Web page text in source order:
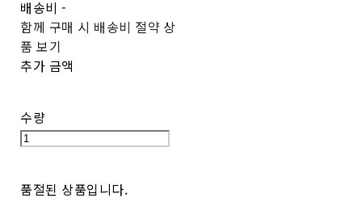
배송비-
함께 구매 시 배송비 절약 상
품 보기
추가 금액
수량
품절된 상품입니다.